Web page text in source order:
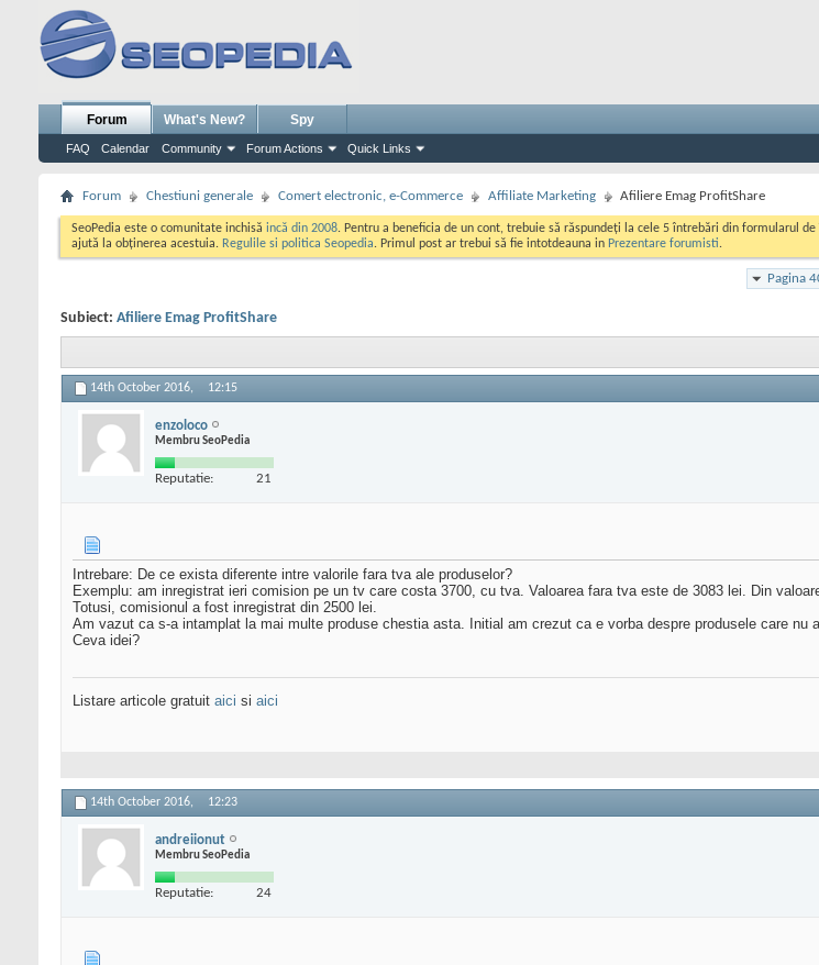
Forum
FAQ Calendar Community Forum Actions Quick Links
What's New? Spy
Forum Chestiuni generale Comert electronic, e-Commerce Affiliate Marketing Afiliere Emag ProfitShare
SeoPedia este o comunitate inchisă incă din 2008. Pentru a beneficia de un cont, trebuie să răspundeți la cele 5 întrebări din formularul
ajută la obținerea acestuia. Regulile si politica Seopedia. Primul post ar trebui să fie intotdeauna in Prezentare forumisti.
Pagina
Subiect: Afiliere Emag ProfitShare
14th October 2016, 12:15
enzoloco
Membru SeoPedia
Reputatie: 21
Intrebare: De ce exista diferente intre valorile fara tva ale produselor?
Exemplu: am inregistrat ieri comision pe un tv care costa 3700, cu tva. Valoarea fara tva este de 3083 lei. Din
Totusi, comisionul a fost inregistrat din 2500 lei.
Am vazut ca s-a intamplat la mai multe produse chestia asta. Initial am crezut ca e vorba despre produsele care nu
Ceva idei?
Listare articole gratuit aici si aici
14th October 2016, 12:23
andreiionut
Membru SeoPedia
Reputatie: 24